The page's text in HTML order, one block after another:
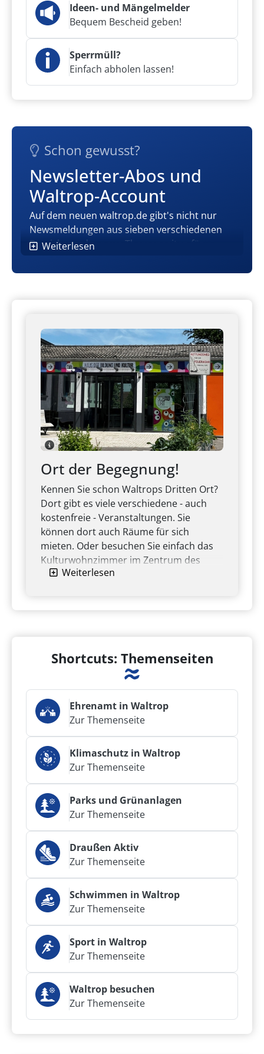
Ideen- und Mängelmelder
Bequem Bescheid geben!
Sperrmüll?
Einfach abholen lassen!
Schon gewusst?
Newsletter-Abos und
Waltrop-Account
Auf dem neuen waltrop.de gibt's nicht nur
Newsmeldungen aus sieben verschiedenen
Bereichen oder neue Themenseiten für
Freizeitangebote und mehr, sondern auch ein
Abonnement-System für verschiedene
Bürger:innen, sich einen „Waltrop-Account“
zu pflegen. Zum Start können damit
Unternehmen, Vereine und
Übernachtungsmöglichkeiten angelegt
werden. Zukünftig kommen weitere
Funktionen hinzu.
Zum neuen Waltrop-Account
Weiterlesen
Ort der Begegnung!
Kennen Sie schon Waltrops Dritten Ort?
Dort gibt es viele verschiedene - auch
kostenfreie - Veranstaltungen. Sie
können dort auch Räume für sich
mieten. Oder besuchen Sie einfach das
Kulturwohnzimmer im Zentrum des
Treffpunkts.
Weiterlesen
Shortcuts: Themenseiten
Ehrenamt in Waltrop
Zur Themenseite
Klimaschutz in Waltrop
Zur Themenseite
Parks und Grünanlagen
Zur Themenseite
Draußen Aktiv
Zur Themenseite
Schwimmen in Waltrop
Zur Themenseite
Sport in Waltrop
Zur Themenseite
Waltrop besuchen
Zur Themenseite